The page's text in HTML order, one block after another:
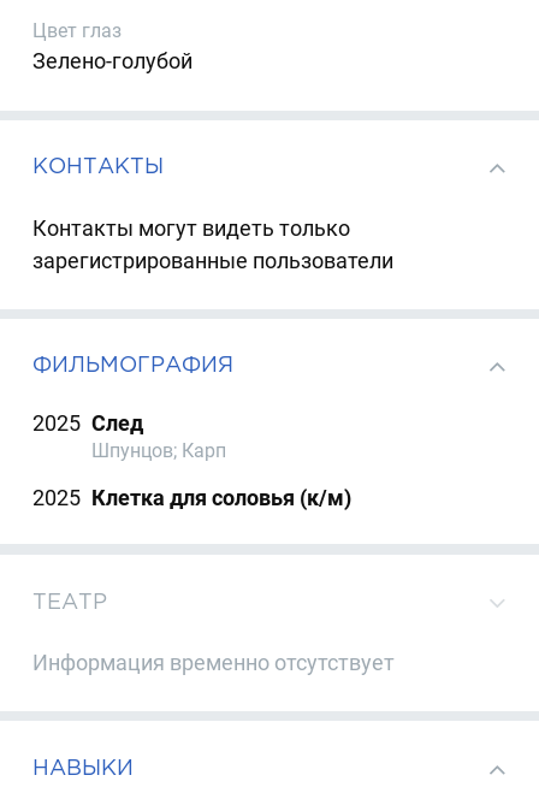
Цвет глаз
Зелено-голубой
КОНТАКТЫ
Контакты могут видеть только
зарегистрированные пользователи
ФИЛЬМОГРАФИЯ
2025 След
Шпунцов; Карп
2025 Клетка для соловья (к/м)
ТЕАТР
Информация временно отсутствует
НАВЫКИ